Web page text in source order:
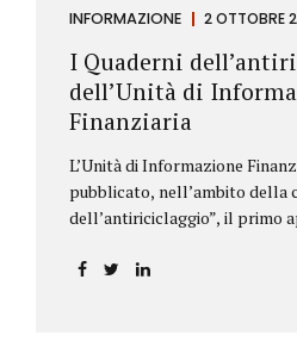
INFORMAZIONE 2 OTTOBRE
I Quaderni
dell’Unità di
Finanziaria
L’Unità di Informazione
pubblicato, nell’ambito della
dell’antiriciclaggio”, il primo
aggiornamenti della normativa